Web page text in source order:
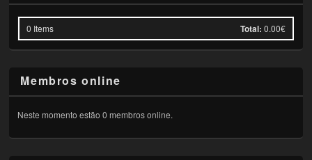
0 Items Total: 0.00€
Membros online
Neste momento estão 0 membros online.